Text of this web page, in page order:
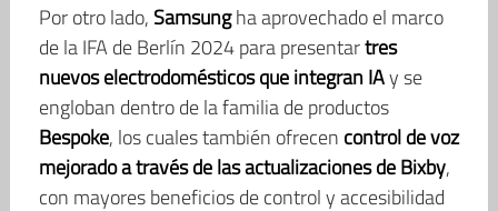
Por otro lado, Samsungha aprovechado el marco
de la IFA de Berlín 2024 para presentartres
nuevos electrodomésticos que integran IAy se
engloban dentro de la familia de productos
Bespoke, los cuales también ofrecen control de voz
mejorado a través de las actualizaciones de Bixby,
con mayores beneficios de control y accesibilidad